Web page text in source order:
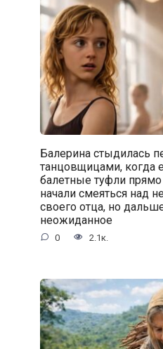
Балерина стыдилась
танцовщицами, когда
балетные туфли прямо
начали смеяться над
своего отца, но
неожиданное
0 2.1к.